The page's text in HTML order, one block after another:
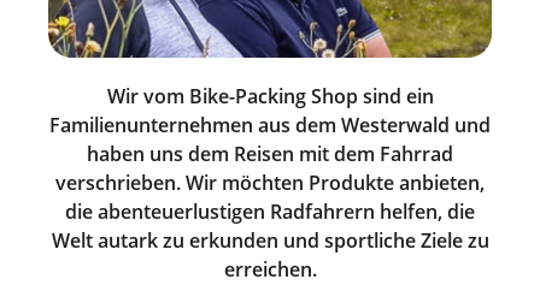
Wir vom Bike-Packing Shop sind ein
Familienunternehmen aus dem Westerwald und
haben uns dem Reisen mit dem Fahrrad
verschrieben. Wir möchten Produkte anbieten,
die abenteuerlustigen Radfahrern helfen, die
Welt autark zu erkunden und sportliche Ziele zu
erreichen.